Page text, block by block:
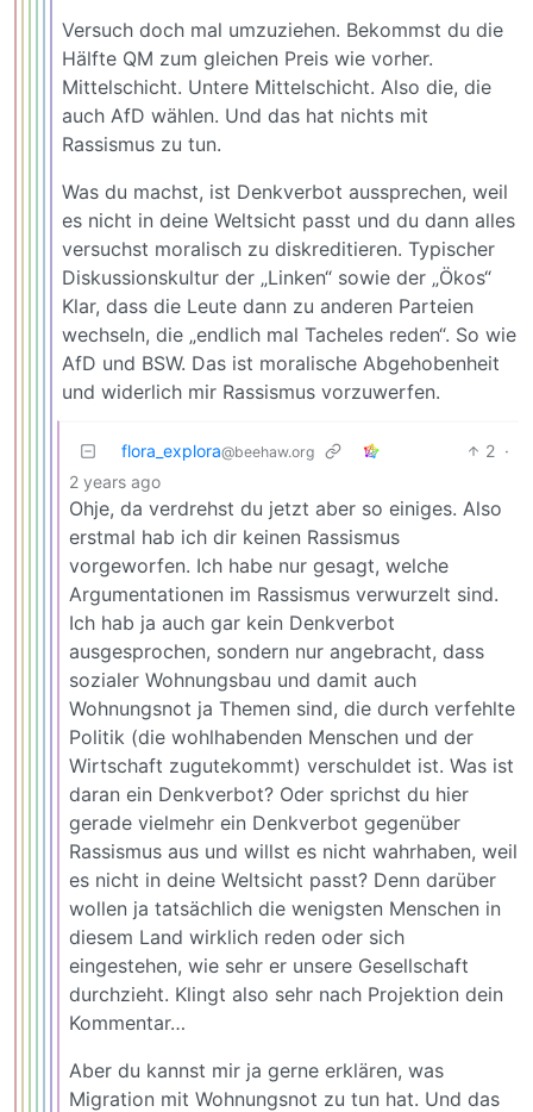
Versuch doch mal umzuziehen. Bekommst du die
Hälfte QM zum gleichen Preis wie vorher.
Mittelschicht. Untere Mittelschicht. Also die, die
auch AfD wählen. Und das hat nichts mit
Rassismus zu tun.
Was du machst, ist Denkverbot aussprechen, weil
es nicht in deine Weltsicht passt und du dann alles
versuchst moralisch zu diskreditieren. Typischer
Diskussionskultur der „Linken“ sowie der „Ökos“
Klar, dass die Leute dann zu anderen Parteien
wechseln, die „endlich mal Tacheles reden“. So wie
AfD und BSW. Das ist moralische Abgehobenheit
und widerlich mir Rassismus vorzuwerfen.
flora_explora@beehaw.org 2 ·
2 years ago
Ohje, da verdrehst du jetzt aber so einiges. Also
erstmal hab ich dir keinen Rassismus
vorgeworfen. Ich habe nur gesagt, welche
Argumentationen im Rassismus verwurzelt sind.
Ich hab ja auch gar kein Denkverbot
ausgesprochen, sondern nur angebracht, dass
sozialer Wohnungsbau und damit auch
Wohnungsnot ja Themen sind, die durch verfehlte
Politik (die wohlhabenden Menschen und der
Wirtschaft zugutekommt) verschuldet ist. Was ist
daran ein Denkverbot? Oder sprichst du hier
gerade vielmehr ein Denkverbot gegenüber
Rassismus aus und willst es nicht wahrhaben, weil
es nicht in deine Weltsicht passt? Denn darüber
wollen ja tatsächlich die wenigsten Menschen in
diesem Land wirklich reden oder sich
eingestehen, wie sehr er unsere Gesellschaft
durchzieht. Klingt also sehr nach Projektion dein
Kommentar…
Aber du kannst mir ja gerne erklären, was
Migration mit Wohnungsnot zu tun hat. Und das